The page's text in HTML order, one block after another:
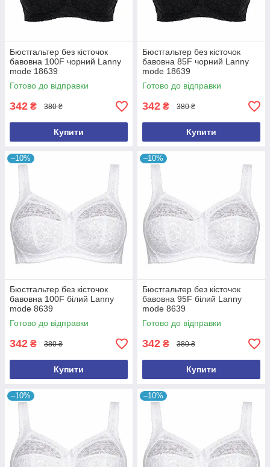
Бюстгальтер без кісточок
бавовна 100F чорний Lanny
mode 18639
Готово до відправки
342 ₴ 380 ₴
Купити
Бюстгальтер без кісточок
бавовна 85F чорний Lanny
mode 18639
Готово до відправки
342 ₴ 380 ₴
Купити
–10%
Бюстгальтер без кісточок
бавовна 100F білий Lanny
mode 8639
Готово до відправки
342 ₴ 380 ₴
Купити
–10%
Бюстгальтер без кісточок
бавовна 95F білий Lanny
mode 8639
Готово до відправки
342 ₴ 380 ₴
Купити
–10% –10%